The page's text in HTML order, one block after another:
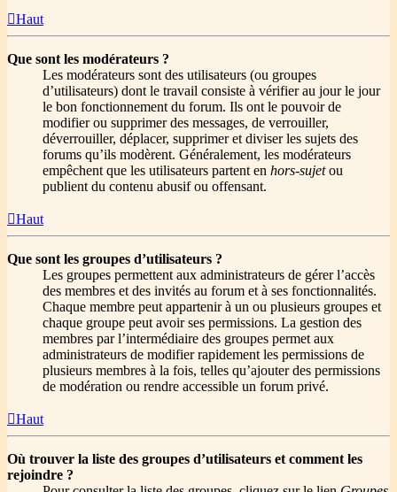
Haut
Que sont les modérateurs ?
Les modérateurs sont des utilisateurs (ou groupes
d’utilisateurs) dont le travail consiste à vérifier au jour le jour
le bon fonctionnement du forum. Ils ont le pouvoir de
modifier ou supprimer des messages, de verrouiller,
déverrouiller, déplacer, supprimer et diviser les sujets des
forums qu’ils modèrent. Généralement, les modérateurs
empêchent que les utilisateurs partent en hors-sujetou
publient du contenu abusif ou offensant.
Haut
Que sont les groupes d’utilisateurs ?
Les groupes permettent aux administrateurs de gérer l’accès
des membres et des invités au forum et à ses fonctionnalités.
Chaque membre peut appartenir à un ou plusieurs groupes et
chaque groupe peut avoir ses permissions. La gestion des
membres par l’intermédiaire des groupes permet aux
administrateurs de modifier rapidement les permissions de
plusieurs membres à la fois, telles qu’ajouter des permissions
de modération ou rendre accessible un forum privé.
Haut
Où trouver la liste des groupes d’utilisateurs et comment les
rejoindre ?